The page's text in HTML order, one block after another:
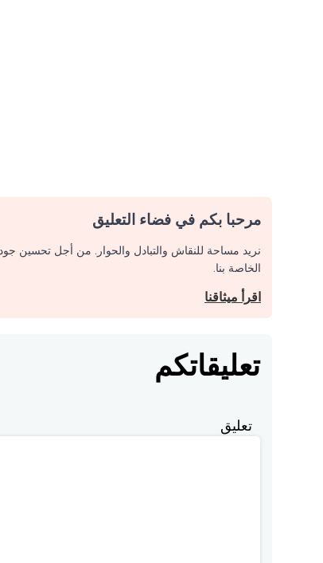
مرحبا بكم في فضاء التعليق
نريد مساحة للنقاش والتبادل والحوار. من أجل تحسين
الخاصة بنا.
اقرأ ميثاقنا
تعليقاتكم
تعليق